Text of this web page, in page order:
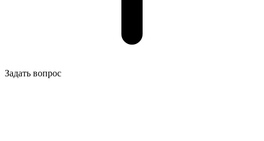
Задать вопрос